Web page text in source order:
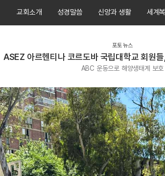
교회소개 성경말씀 신앙과 생활 세계
포토 뉴스
ASEZ 아르헨티나 코르도바 국립대학교 회원
ABC 운동으로 해양생태계 보호